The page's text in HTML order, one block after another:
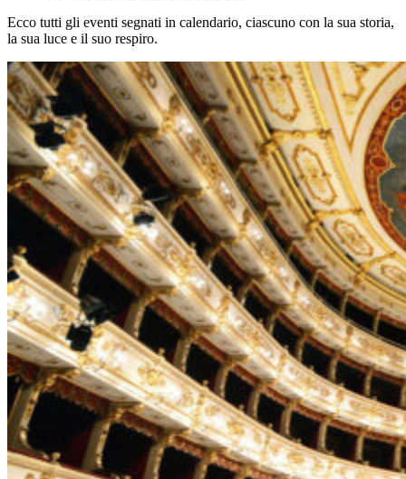
Ecco tutti gli eventi segnati in calendario, ciascuno con la sua storia,
la sua luce e il suo respiro.